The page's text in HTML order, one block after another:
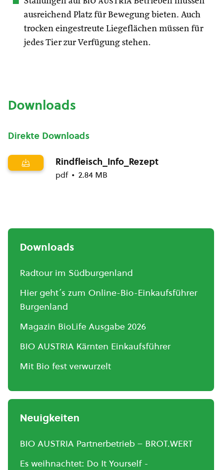
ausreichend Platz für Bewegung bieten. Auch
trocken eingestreute Liegeflächen müssen für
jedes Tier zur Verfügung stehen.
Downloads
Direkte Downloads
Rindfleisch_Info_Rezept
pdf 2.84 MB
Downloads
Radtour im Südburgenland
Hier geht´s zum Online-Bio-Einkaufsführer
Burgenland
Magazin BioLife Ausgabe 2026
BIO AUSTRIA Kärnten Einkaufsführer
Mit Bio fest verwurzelt
Neuigkeiten
BIO AUSTRIA Partnerbetrieb – BROT.WERT
Es weihnachtet: Do It Yourself -